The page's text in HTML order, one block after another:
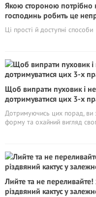
Якою стороною потрібно
господинь робить це
Ці прості й доступні способи
Щоб випрати пуховик і не
дотримуватися цих 3-х
Дотримуючись цих порад, ви
форму та охайний вигляд
Лийте та не
різдвяний кактус у